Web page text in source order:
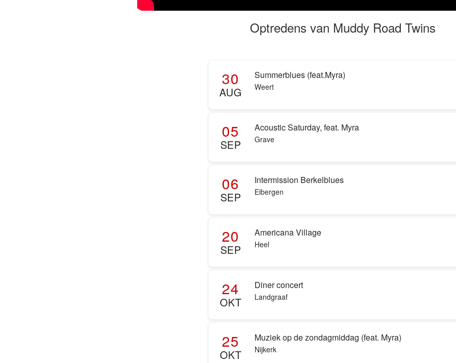
Optredens van Muddy Road Twins
30
AUG
Summerblues (feat.Myra)
Weert
05
SEP
Acoustic Saturday, feat. Myra
Grave
06
SEP
Intermission Berkelblues
Eibergen
20
SEP
Americana Village
Heel
24
OKT
Diner concert
Landgraaf
25
OKT
Muziek op de zondagmiddag (feat. Myra)
Nijkerk